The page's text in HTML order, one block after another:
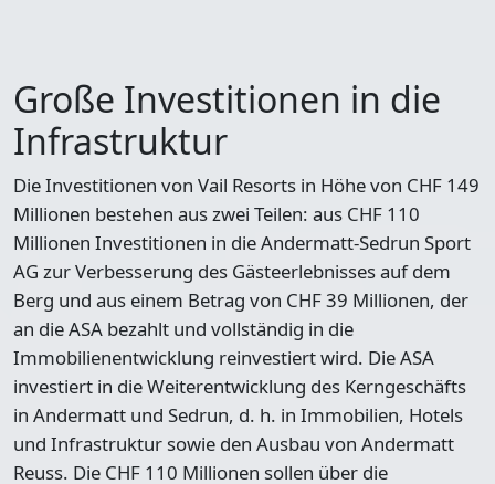
Große Investitionen in die
Infrastruktur
Die Investitionen von Vail Resorts in Höhe von CHF 149
Millionen bestehen aus zwei Teilen: aus CHF 110
Millionen Investitionen in die Andermatt-Sedrun Sport
AG zur Verbesserung des Gästeerlebnisses auf dem
Berg und aus einem Betrag von CHF 39 Millionen, der
an die ASA bezahlt und vollständig in die
Immobilienentwicklung reinvestiert wird. Die ASA
investiert in die Weiterentwicklung des Kerngeschäfts
in Andermatt und Sedrun, d. h. in Immobilien, Hotels
und Infrastruktur sowie den Ausbau von Andermatt
Reuss. Die CHF 110 Millionen sollen über die